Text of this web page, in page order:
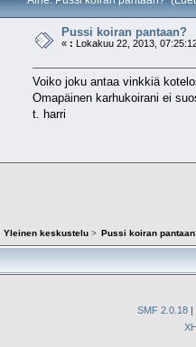
Pussi koiran pantaan?
« : Lokakuu 22, 2013,
Voiko joku antaa vinkkiä
Omapäinen karhukoirani ei
t. harri
Yleinen keskustelu> Pussi koiran
SMF 2.0.18 |